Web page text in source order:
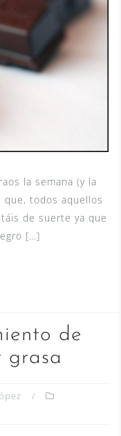
la semana (y la
que, todos aquellos
de suerte ya que
[…]
de
grasa